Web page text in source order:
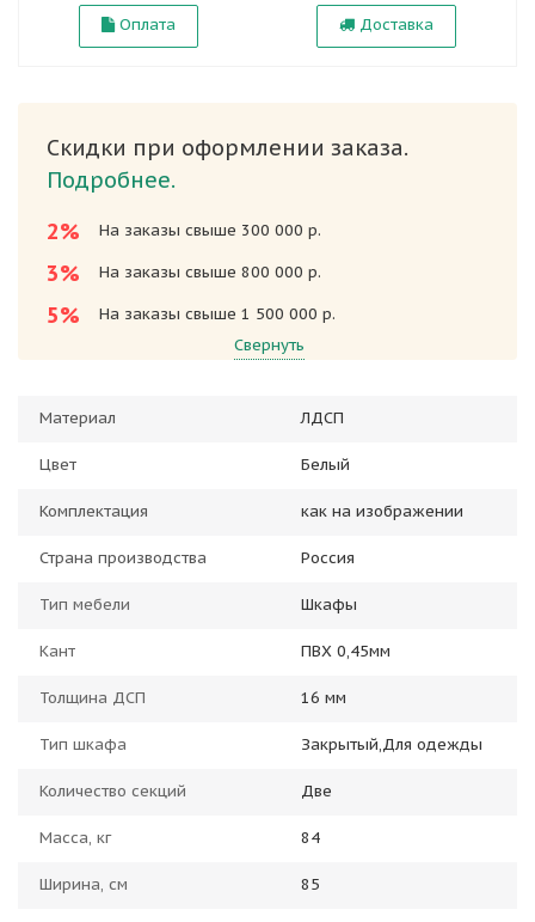
Оплата Доставка
Скидки при оформлении заказа.
Подробнее.
2%
На заказы свыше 300 000 р.
3% На заказы свыше 800 000 р.
5%
На заказы свыше 1 500 000 р.
Свернуть
Материал ЛДСП
Цвет Белый
Комплектация как на изображении
Страна производства Россия
Тип мебели Шкафы
Кант ПВХ 0,45мм
Толщина ДСП 16 мм
Тип шкафа Закрытый,Для одежды
Количество секций Две
Масса, кг 84
Ширина, см 85